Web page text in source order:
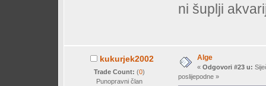
ni šuplji
kukurjek2002
Trade Count: (0)
Punopravni član
Alge
« Odgovori #23 u:
poslijepodne »